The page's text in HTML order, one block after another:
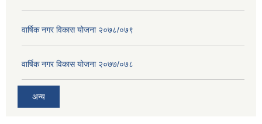
वार्षिक नगर विकास योजना २०७८/०७९
वार्षिक नगर विकास योजना २०७७/०७८
अन्य